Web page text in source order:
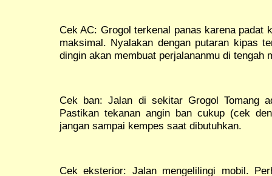
Cek AC: Grogol terkenal panas karena padat
maksimal. Nyalakan dengan putaran kipas
dingin akan membuat perjalananmu di tengah
Cek ban: Jalan di sekitar Grogol Tomang
Pastikan tekanan angin ban cukup (cek
jangan sampai kempes saat dibutuhkan.
Cek eksterior: Jalan mengelilingi mobil.